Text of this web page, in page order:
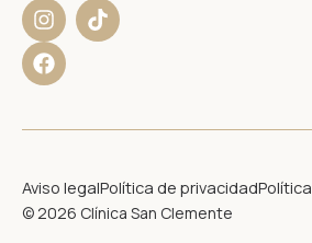
I
n
s
t
r
m
T
i
F
a
c
e
o
Aviso legalPolítica de privacidad
© 2026 Clínica San Clemente